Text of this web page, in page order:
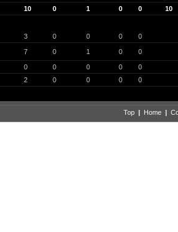
10 0 1 0 0 10
3 0 0 0
0
7 0 1 0 0
0 0 0 0
0
2 0 0 0 0
Top | Home |